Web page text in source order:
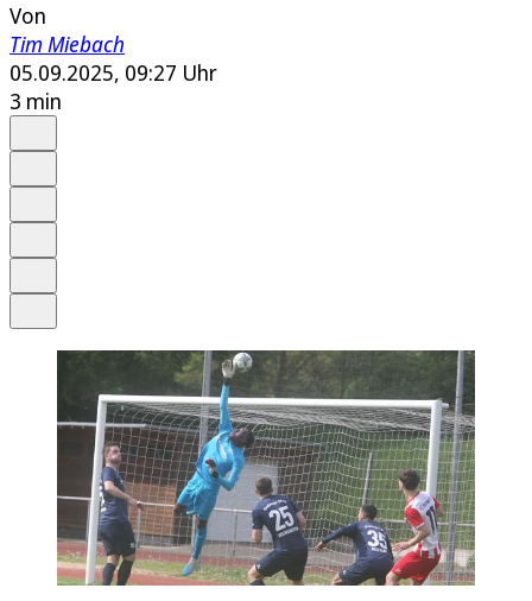
Von
Tim Miebach
05.09.2025, 09:27 Uhr
3 min